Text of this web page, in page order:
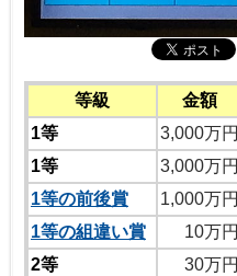
等級 金額
1等
3,000万円
1等 3,000万円
1等の前後賞 1,000万円
1等の組違い賞
10万円
2等
30万円